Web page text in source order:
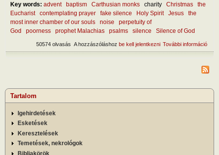
Key words: advent baptism Carthusian monks charity Christmas
the
Eucharist
contemplating prayer fake silence Holy Spirit Jesus
the
most inner chamber of our souls
noise
perpetuity of
God
poorness prophet Malachias psalms silence Silence of God
További információ
A hozzászóláshoz be kell jelentkezni
50574 olvasás
Tartalom
Igehirdetések
Esketések
Keresztelések
Temetések, nekrológok
Bibliakörök